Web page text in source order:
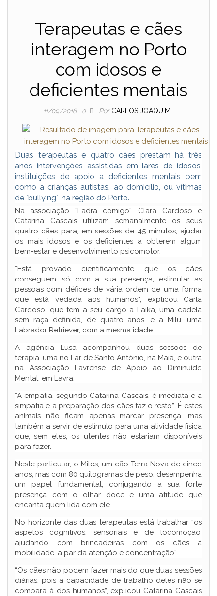
Terapeutas e cães
interagem no Porto
com idosos e
deficientes mentais
11/09/2016 0 Por CARLOS JOAQUIM
Duas terapeutas e quatro cães prestam há três
anos intervenções assistidas em lares de idosos,
instituições de apoio a deficientes mentais bem
como a crianças autistas, ao domicílio, ou vítimas
de `bullying`, na região do Porto.
Na associação “Ladra comigo”, Clara Cardoso e
Catarina Cascais utilizam semanalmente os seus
quatro cães para, em sessões de 45 minutos, ajudar
os mais idosos e os deficientes a obterem algum
bem-estar e desenvolvimento psicomotor.
“Está provado cientificamente que os cães
conseguem, só com a sua presença, estimular as
pessoas com défices de vária ordem de uma forma
que está vedada aos humanos”, explicou Carla
Cardoso, que tem a seu cargo a Laika, uma cadela
sem raça definida, de quatro anos, e a Milu, uma
Labrador Retriever, com a mesma idade.
A agência Lusa acompanhou duas sessões de
terapia, uma no Lar de Santo António, na Maia, e outra
na Associação Lavrense de Apoio ao Diminuído
Mental, em Lavra.
“A empatia, segundo Catarina Cascais, é imediata e a
simpatia e a preparação dos cães faz o resto”. É estes
animais não ficam apenas marcar presença, mas
também a servir de estímulo para uma atividade física
que, sem eles, os utentes não estariam disponíveis
para fazer.
Neste particular, o Miles, um cão Terra Nova de cinco
anos, mas com 80 quilogramas de peso, desempenha
um papel fundamental, conjugando a sua forte
presença com o olhar doce e uma atitude que
encanta quem lida com ele.
No horizonte das duas terapeutas está trabalhar “os
aspetos cognitivos, sensoriais e de locomoção,
ajudando com brincadeiras com os cães à
mobilidade, a par da atenção e concentração”.
“Os cães não podem fazer mais do que duas sessões
diárias, pois a capacidade de trabalho deles não se
compara à dos humanos”, explicou Catarina Cascais